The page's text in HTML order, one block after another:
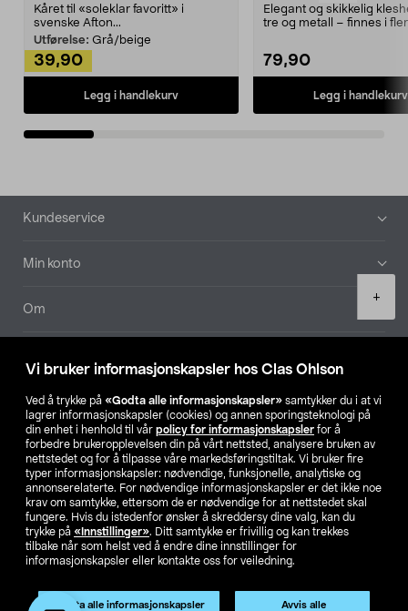
Vi bruker informasjonskapsler hos Clas Ohlson
Ved å trykke på «Godta alle informasjonskapsler» samtykker du i at vi
lagrer informasjonskapsler (cookies) og annen sporingsteknologi på
din enhet i henhold til vår policy for informasjonskapsler for å
forbedre brukeropplevelsen din på vårt nettsted, analysere bruken av
nettstedet og for å tilpasse våre markedsføringstiltak. Vi bruker fire
typer informasjonskapsler: nødvendige, funksjonelle, analytiske og
annonserelaterte. For nødvendige informasjonskapsler er det ikke noe
krav om samtykke, ettersom de er nødvendige for at nettstedet skal
fungere. Hvis du istedenfor ønsker å skreddersy dine valg, kan du
trykke på «Innstillinger». Ditt samtykke er frivillig og kan trekkes
tilbake når som helst ved å endre dine innstillinger for
informasjonskapsler eller kontakte oss for veiledning.
Godta alle informasjonskapsler Avvis alle
+
Kåret til «soleklar favoritt» i
svenske Afton...
Utførelse: Grå/beige
39,90
Legg i handlekurv
Elegant og skikkelig
tre og metall – finnes i
79,90
Legg i handlekurv
Bunntekst
Kundeservice
Min konto
Om
Våre selskaper
Finn din butikk
SE NO FI
Privacy statement Medlemsvilkår Kjøpsvilkår For bedrifter